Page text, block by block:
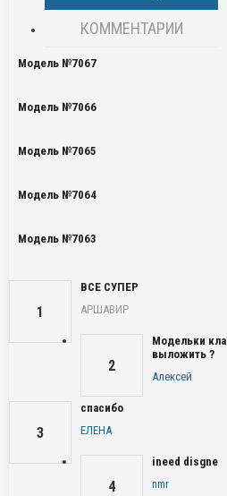
КОММЕНТАРИИ
Модель №7067
Модель №7066
Модель №7065
Модель №7064
Модель №7063
1
ВСЕ СУПЕР
АРШАВИР
2
Модельки
выложить ?
Алексей
3
спасибо
ЕЛЕНА
4
ineed disgne
nmr